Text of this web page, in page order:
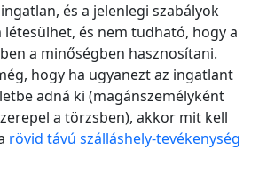
és a jelenlegi szabályok
és nem tudható, hogy a
a minőségben hasznosítani.
hogy ha ugyanezt az ingatlant
adná ki (magánszemélyként
a törzsben), akkor mit kell
rövid távú szálláshely-tevékenység